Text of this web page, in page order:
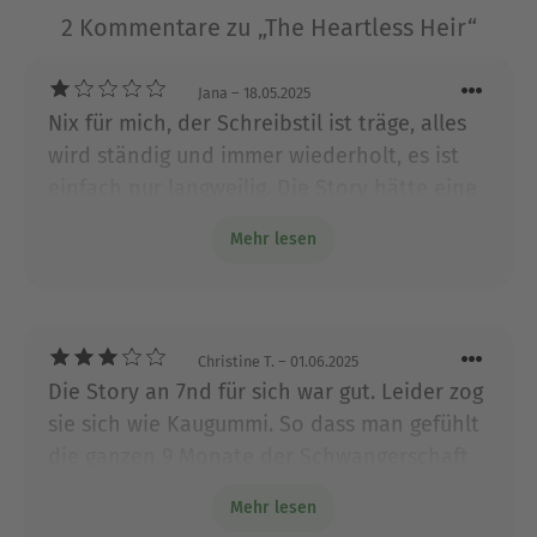
Liebe verheiratet und Mutter von zwei Töchtern.
2 Kommentare zu „The Heartless Heir“
Jana – 18.05.2025
Nix für mich, der Schreibstil ist träge, alles
wird ständig und immer wiederholt, es ist
Mehr lesen
Christine T. – 01.06.2025
Die Story an 7nd für sich war gut. Leider zog
sie sich wie Kaugummi. So dass man gefühlt
die letzten drei Monate
Mehr lesen